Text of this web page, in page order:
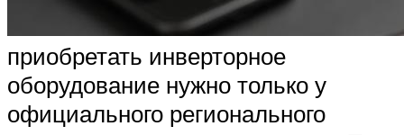
приобретать инверторное
оборудование нужно только у
официального регионального